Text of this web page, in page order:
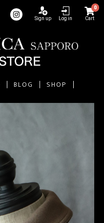
Sign up Log in
0
Cart
BLOG SHOP